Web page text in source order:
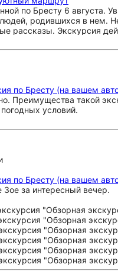
по Бресту 6 августа.
родившихся в нем.
рассказы. Экскурсия
по Бресту (на вашем
Преимущества такой
условий.
по Бресту (на вашем
за интересный вечер.